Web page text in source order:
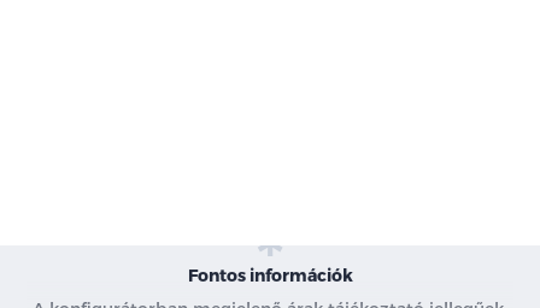
Fontos információk